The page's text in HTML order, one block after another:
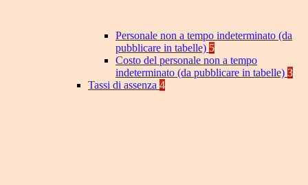
Personale non a tempo indeterminato (da
pubblicare in tabelle) 5
Costo del personale non a tempo
indeterminato (da pubblicare in tabelle) 3
Tassi di assenza 4